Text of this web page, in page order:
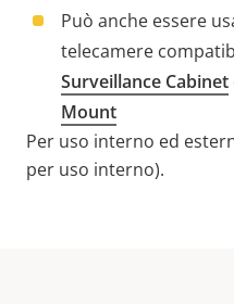
Può anche essere
telecamere
Surveillance Cabinet
Mount
Per uso interno ed
per uso interno).